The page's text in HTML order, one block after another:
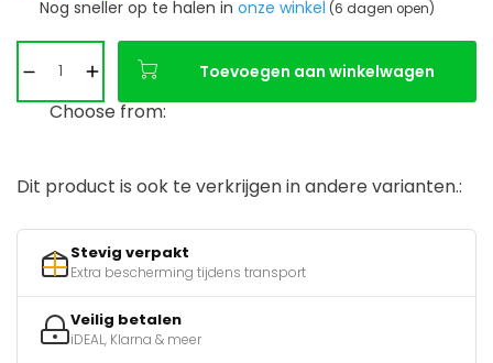
Nog sneller op te halen in onze winkel (6 dagen open)
Toevoegen aan winkelwagen
Choose from:
Dit product is ook te verkrijgen in andere varianten.:
Stevig verpakt
Extra bescherming tijdens transport
Veilig betalen
iDEAL, Klarna & meer